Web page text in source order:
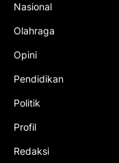
Nasional
Olahraga
Opini
Pendidikan
Politik
Profil
Redaksi